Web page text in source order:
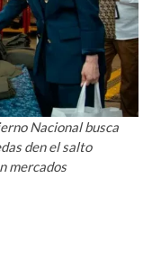
Nacional busca
den el salto
mercados